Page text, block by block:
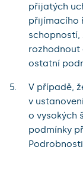
přijatých
přijímacího
schopností,
rozhodnout
ostatní
V případě,
v
o vysokých
podmínky